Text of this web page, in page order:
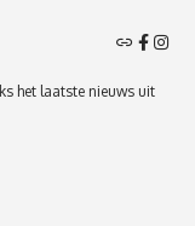
het laatste nieuws uit